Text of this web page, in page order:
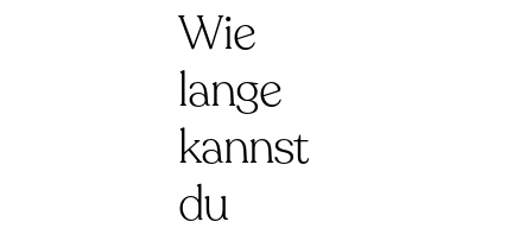
Wie
lange
kannst
du